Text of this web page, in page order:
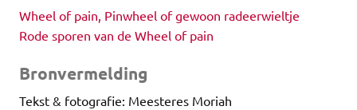
Wheel of pain, Pinwheel of gewoon radeerwieltje
Rode sporen van de Wheel of pain
Bronvermelding
Tekst & fotografie: Meesteres Moriah